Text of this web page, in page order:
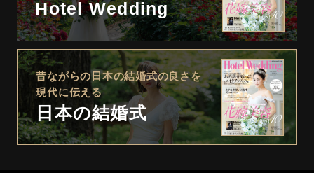
Hotel Wedding
昔ながらの日本の結婚式の良さを
現代に伝える
日本の結婚式